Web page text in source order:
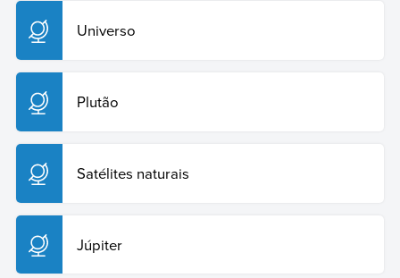
Universo
Plutão
Satélites naturais
Júpiter